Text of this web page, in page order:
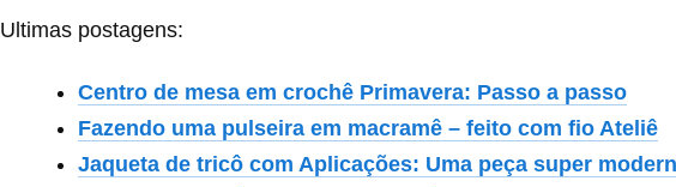
Ultimas postagens:
Centro de mesa em crochê Primavera: Passo a passo
Fazendo uma pulseira em macramê – feito com fio Ateliê
Jaqueta de tricô com Aplicações: Uma peça super